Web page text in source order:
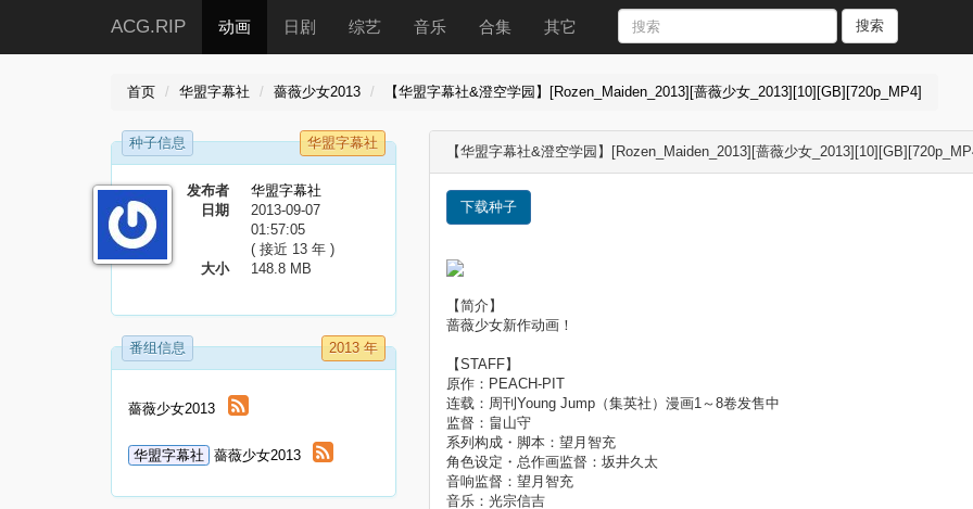
ACG.RIP 动画 日剧 综艺 音乐 合集 其它 搜索
首页 华盟字幕社 薔薇少女2013 【华盟字幕社&澄空学园】[Rozen_Maiden_2013][蔷薇少女_2013][10][GB][720p_MP4]
种子信息 华盟字幕社
发布者
华盟字幕社
日期
2013-09-07
01:57:05
( 接近 13 年 )
大小
148.8 MB
番组信息 2013 年
薔薇少女2013
华盟字幕社 薔薇少女2013
【华盟字幕社&澄空学园】[Rozen_Maiden_2013][蔷薇少女
下载种子
【简介】
蔷薇少女新作动画！
【STAFF】
原作：PEACH-PIT
连载：周刊Young Jump（集英社）漫画1～8卷发售中
监督：畠山守
系列构成・脚本：望月智充
角色设定・总作画监督：坂井久太
音响监督：望月智充
音乐：光宗信吉